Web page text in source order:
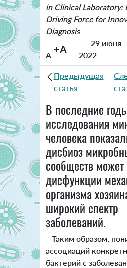
in Clinical Laboratory:
Driving Force for
Diagnosis
-
A +A
29 июня
2022
Предыдущая
статья
В последние
исследования
человека
дисбиоз
сообществ
дисфункции
организма
широкий спектр
заболеваний.
Таким образом,
ассоциаций
бактерий с